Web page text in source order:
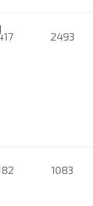
2493
1083